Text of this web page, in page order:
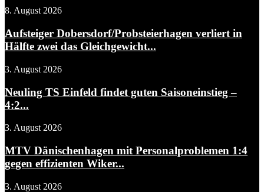
8. August 2026
Aufsteiger Dobersdorf/Probsteierhagen verliert in
Hälfte zwei das Gleichgewicht...
3. August 2026
Neuling TS Einfeld findet guten Saisoneinstieg –
4:2...
3. August 2026
MTV Dänischenhagen mit Personalproblemen 1:4
gegen effizienten Wiker...
3. August 2026